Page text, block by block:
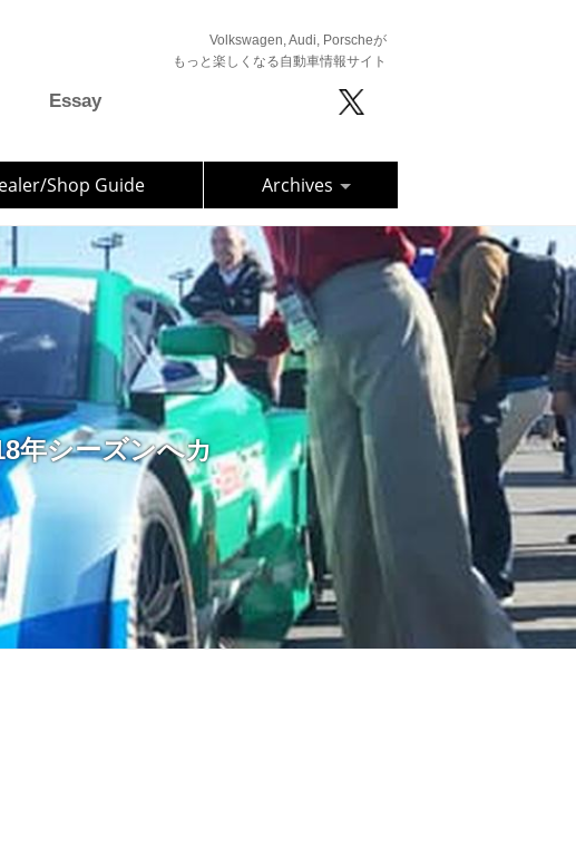
Volkswagen, Audi, Porscheが
もっと楽しくなる自動車情報サイト
Essay
Shop Guide Archives
年シーズンへカ